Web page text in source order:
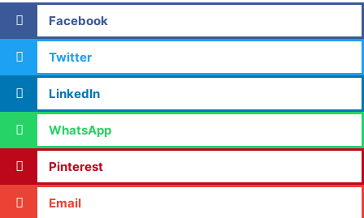
Facebook
Twitter
LinkedIn
WhatsApp
Pinterest
Email